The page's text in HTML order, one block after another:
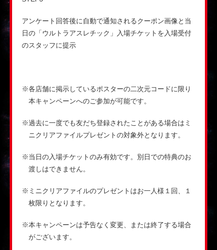
アンケート回答後に自動で通知されるクーポン画像と当
日の「ウルトラアスレチック」入場チケットを入場受付
のスタッフに提示
※各店舗に掲示しているポスターの二次元コードに限り
本キャンペーンへのご参加が可能です。
※過去に一度でも友だち登録されたことがある場合はミ
ニクリアファイルプレゼントの対象外となります。
※当日の入場チケットのみ有効です。別日での特典のお
渡しはできません。
※ミニクリアファイルのプレゼントはお一人様１回、１
枚限りとなります。
※本キャンペーンは予告なく変更、または終了する場合
がございます。